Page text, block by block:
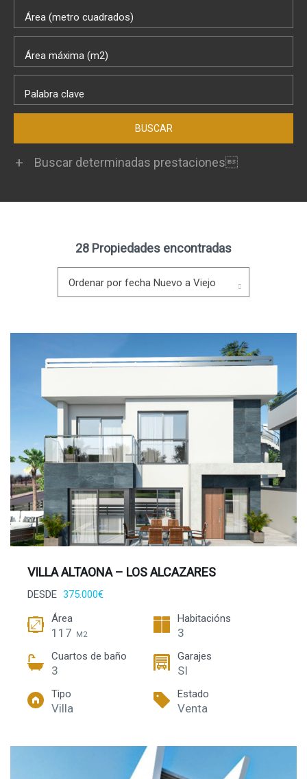
Buscar determinadas prestaciones
28 Propiedades encontradas
Ordenar por fecha Nuevo a Viejo
VILLA ALTAONA – LOS ALCAZARES
DESDE 375.000€
Área
117 M2
Habitacións
3
Cuartos de baño
3
Garajes
SI
Tipo
Villa
Estado
Venta